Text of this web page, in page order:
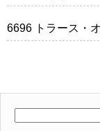
6696 トラース・